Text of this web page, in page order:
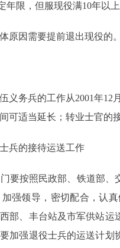
年限，但服现役满10年以
原因需要提前退出现役的
义务兵的工作从2001年12
可适当延长；转业士官的
兵的接待运送工作
要按照民政部、铁道部、
加强领导，密切配合，认
部、丰台站及市军供站
加强退役士兵的运送计